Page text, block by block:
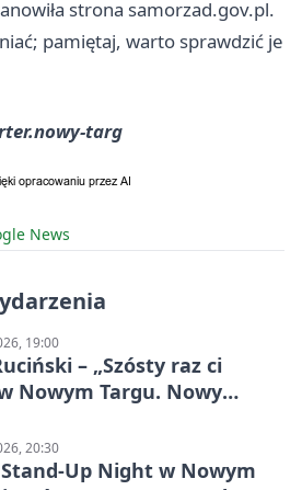
strona samorzad.gov.pl.
pamiętaj, warto sprawdzić je
targ
News
19:00
– „Szósty raz ci
Nowym Targu. Nowy
20:30
Up Night w Nowym